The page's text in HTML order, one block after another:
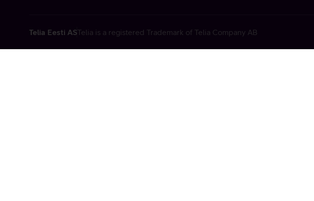
Telia Eesti ASTelia is a registered Trademark of Telia Company AB